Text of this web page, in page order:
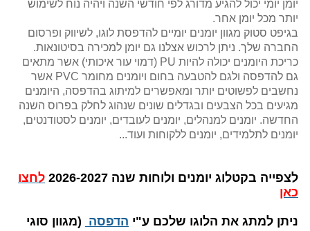
יומן יומי יכול להגיע מדורג לפי חודשי השנה ויהיה נוח לשימוש
יותר מכל יומן אחר.
בגיפט סטוק מגוון יומנים יומיים להדפסת לוגו, לשיווק ופרסום
החברה שלך. ניתן לרכוש אצלנו גם יומן למכירה בסיטונאות.
כריכת היומנים יכולה להיות PU (דמוי עור איכותי) אשר מתאים
גם להדפסה ולגם להטבעה בחום ויומנים מחומר PVC אשר
נחשבים לפשוטים יותר ומאפשרים למיתוג בהדפסה, היומנים
מגיעים בכל הצבעים ובגדלים שונים שנהוג לחלק בפרוס השנה
החדשה. יומנים למנהלים, יומנים לעובדים, יומנים לסטודנטים,
יומנים לתלמידים, יומנים ללקוחות ועוד...
לצפייה בקטלוג יומנים ולוחות שנה 2026-2027
לחצו
כאן
​ניתן למתג את הלוגו שלכם ע"י הדפסה (מגוון סוגי